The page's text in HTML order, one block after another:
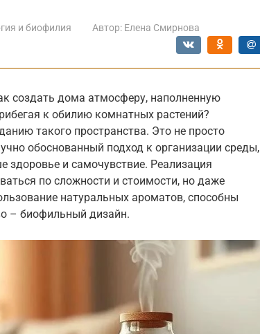
и биофилия Автор: Елена Смирнова
создать дома атмосферу, наполненную
к обилию комнатных растений?
такого пространства. Это не просто
обоснованный подход к организации среды,
здоровье и самочувствие. Реализация
по сложности и стоимости, но даже
натуральных ароматов, способны
– биофильный дизайн.